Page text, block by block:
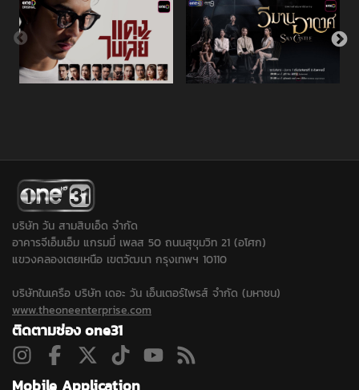
บริษัท วัน สามสิบเอ็ด จำกัด
อาคารจีเอ็มเอ็ม แกรมมี่ เพลส 50 ถนนสุขุมวิท 21 (อโศก)
แขวงคลองเตยเหนือ เขตวัฒนา กรุงเทพฯ 10110
บริษัทในเครือ บริษัท เดอะ วัน เอ็นเตอร์ไพรส์ จำกัด (มหาชน)
www.theoneenterprise.com
ติดตามช่อง one31